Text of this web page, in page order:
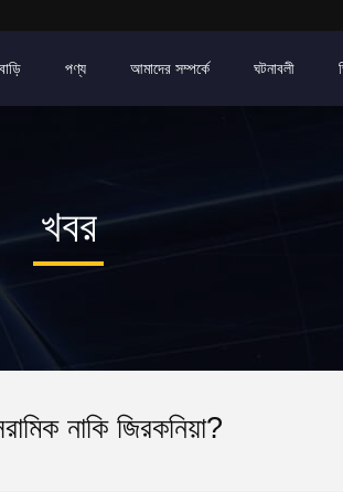
বাড়ি পণ্য আমাদের সম্পর্কে ঘটনাবলী
খবর
নাকি জিরকনিয়া?